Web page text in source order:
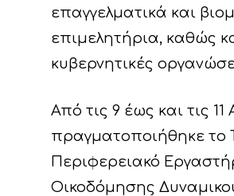
επαγγελματικά και
επιμελητήρια, καθώς
κυβερνητικές
Από τις 9 έως και τις 11
πραγματοποιήθηκε το
Περιφερειακό
Οικοδόμησης